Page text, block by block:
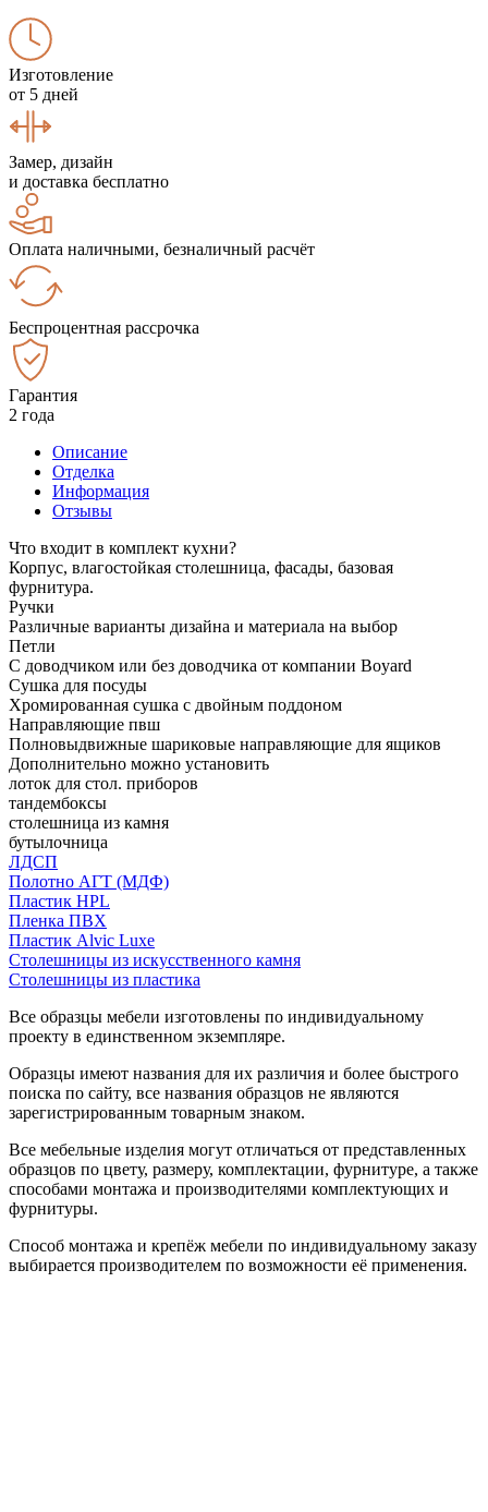
Изготовление
от 5 дней
Замер, дизайн
и доставка бесплатно
Оплата наличными, безналичный расчёт
Беспроцентная рассрочка
Гарантия
2 года
Описание
Отделка
Информация
Отзывы
Что входит в комплект кухни?
Корпус, влагостойкая столешница, фасады, базовая
фурнитура.
Ручки
Различные варианты дизайна и материала на выбор
Петли
С доводчиком или без доводчика от компании Boyard
Сушка для посуды
Хромированная сушка с двойным поддоном
Направляющие пвш
Полновыдвижные шариковые направляющие для ящиков
Дополнительно можно установить
лоток для стол. приборов
тандембоксы
столешница из камня
бутылочница
ЛДСП
Полотно АГТ (МДФ)
Пластик HPL
Пленка ПВХ
Пластик Alvic Luxe
Столешницы из искусственного камня
Столешницы из пластика
Все образцы мебели изготовлены по индивидуальному
проекту в единственном экземпляре.
Образцы имеют названия для их различия и более быстрого
поиска по сайту, все названия образцов не являются
зарегистрированным товарным знаком.
Все мебельные изделия могут отличаться от представленных
образцов по цвету, размеру, комплектации, фурнитуре, а также
способами монтажа и производителями комплектующих и
фурнитуры.
Способ монтажа и крепёж мебели по индивидуальному заказу
выбирается производителем по возможности её применения.